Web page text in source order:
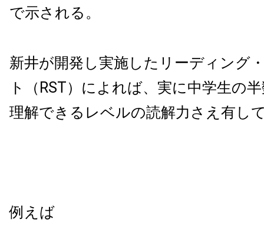
で示される。
新井が開発し実施したリーディング
ト（RST）によれば、実に中学生の
理解できるレベルの読解力さえ有し
例えば